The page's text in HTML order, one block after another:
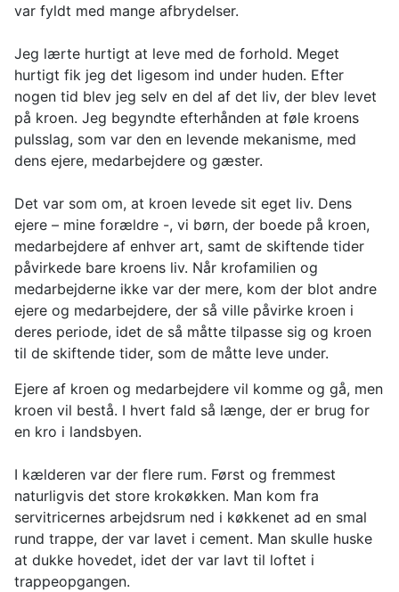
var fyldt med mange afbrydelser.
Jeg lærte hurtigt at leve med de forhold. Meget
hurtigt fik jeg det ligesom ind under huden. Efter
nogen tid blev jeg selv en del af det liv, der blev levet
på kroen. Jeg begyndte efterhånden at føle kroens
pulsslag, som var den en levende mekanisme, med
dens ejere, medarbejdere og gæster.
Det var som om, at kroen levede sit eget liv. Dens
ejere – mine forældre -, vi børn, der boede på kroen,
medarbejdere af enhver art, samt de skiftende tider
påvirkede bare kroens liv. Når krofamilien og
medarbejderne ikke var der mere, kom der blot andre
ejere og medarbejdere, der så ville påvirke kroen i
deres periode, idet de så måtte tilpasse sig og kroen
til de skiftende tider, som de måtte leve under.
Ejere af kroen og medarbejdere vil komme og gå, men
kroen vil bestå. I hvert fald så længe, der er brug for
en kro i landsbyen.
I kælderen var der flere rum. Først og fremmest
naturligvis det store krokøkken. Man kom fra
servitricernes arbejdsrum ned i køkkenet ad en smal
rund trappe, der var lavet i cement. Man skulle huske
at dukke hovedet, idet der var lavt til loftet i
trappeopgangen.